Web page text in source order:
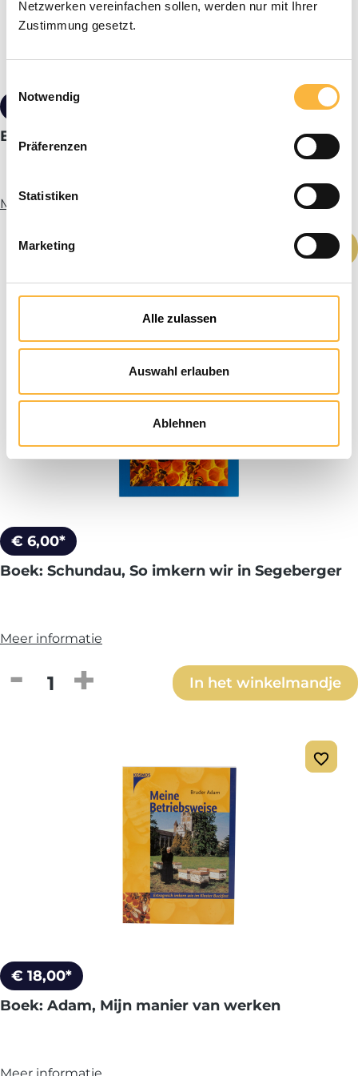
Netzwerken vereinfachen sollen, werden nur mit Ihrer
Zustimmung gesetzt.
Notwendig
Präferenzen
Statistiken
Marketing
Alle zulassen
Auswahl erlauben
Ablehnen
€ 24,90*
Boek: Gerdes, Buckfast Bee
Meer informatie
Producthoeveelheid: Voer deIn het winkelmandje
€ 6,00*
Boek: Schundau, So imkern wir in Segeberger
Meer informatie
Producthoeveelheid: Voer deIn het winkelmandje
€ 18,00*
Boek: Adam, Mijn manier van werken